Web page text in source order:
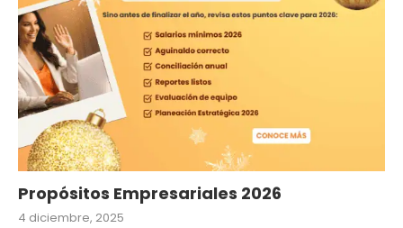
Propósitos Empresariales 2026
4 diciembre, 2025